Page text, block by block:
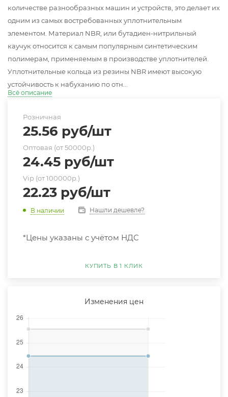
количестве разнообразных машин и устройств, это делает их
одним из самых востребованных уплотнительным
элементом. Материал NBR, или бутадиен-нитрильный
каучук относится к самым популярным синтетическим
полимерам, применяемым в производстве уплотнителей.
Уплотнительные кольца из резины NBR имеют высокую
устойчивость к набуханию по отн...
Всё описание
Розничная
25.56 руб/шт
Оптовая (от 50000р.)
24.45 руб/шт
Vip (от 100000р.)
22.23 руб/шт
В наличии Нашли дешевле?
*Цены указаны с учётом НДС
КУПИТЬ В 1 КЛИК
Изменения цен